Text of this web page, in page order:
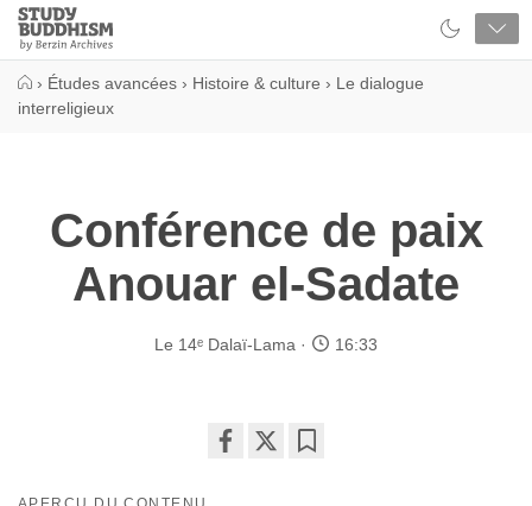
Close
Study
Buddhism
Home
› Études avancées › Histoire & culture › Le dialogue
interreligieux
Conférence de paix
Anouar el-Sadate
Le 14ᵉ Dalaï-Lama 16:33